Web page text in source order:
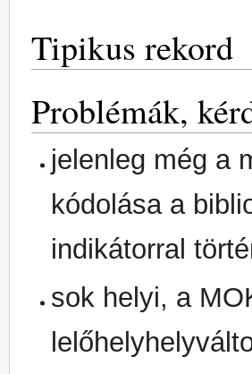
Tipikus rekord
Problémák,
jelenleg még a
kódolása a
indikátorral
sok helyi, a